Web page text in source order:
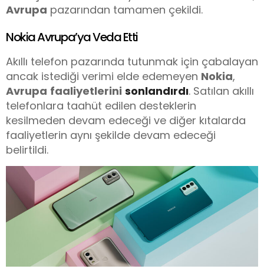
Avrupa pazarından tamamen çekildi.
Nokia Avrupa’ya Veda Etti
Akıllı telefon pazarında tutunmak için çabalayan
ancak istediği verimi elde edemeyen Nokia,
Avrupa faaliyetlerini sonlandırdı. Satılan akıllı
telefonlara taahüt edilen desteklerin
kesilmeden devam edeceği ve diğer kıtalarda
faaliyetlerin aynı şekilde devam edeceği
belirtildi.